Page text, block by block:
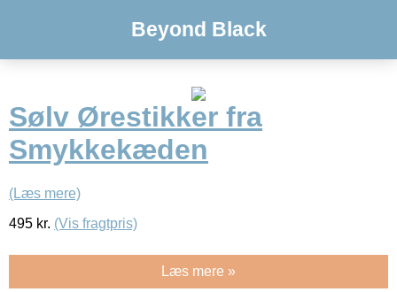
Beyond Black
Sølv Ørestikker fra
Smykkekæden
(Læs mere)
495 kr. (Vis fragtpris)
Læs mere »